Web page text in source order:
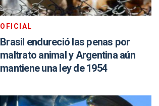
OFICIAL
Brasil endureció las penas por
maltrato animal y Argentina aún
mantiene una ley de 1954